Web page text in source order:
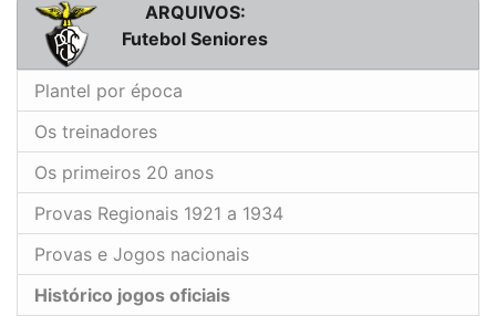
ARQUIVOS:
Futebol Seniores
Plantel por época
Os treinadores
Os primeiros 20 anos
Provas Regionais 1921 a 1934
Provas e Jogos nacionais
Histórico jogos oficiais